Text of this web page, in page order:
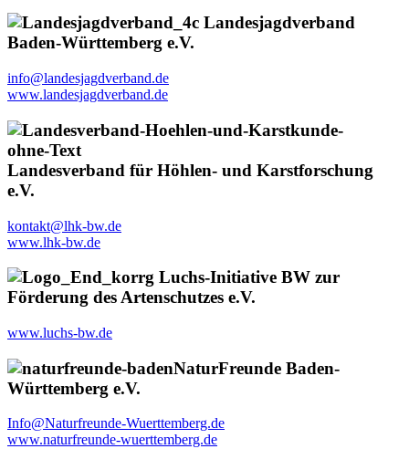
Landesjagdverband
Baden-Württemberg e.V.
info@landesjagdverband.de
www.landesjagdverband.de
Landesverband für Höhlen- und Karstforschung
e.V.
kontakt@lhk-bw.de
www.lhk-bw.de
Luchs-Initiative BW zur
Förderung des Artenschutzes e.V.
www.luchs-bw.de
NaturFreunde Baden-
Württemberg e.V.
Info@Naturfreunde-Wuerttemberg.de
www.naturfreunde-wuerttemberg.de